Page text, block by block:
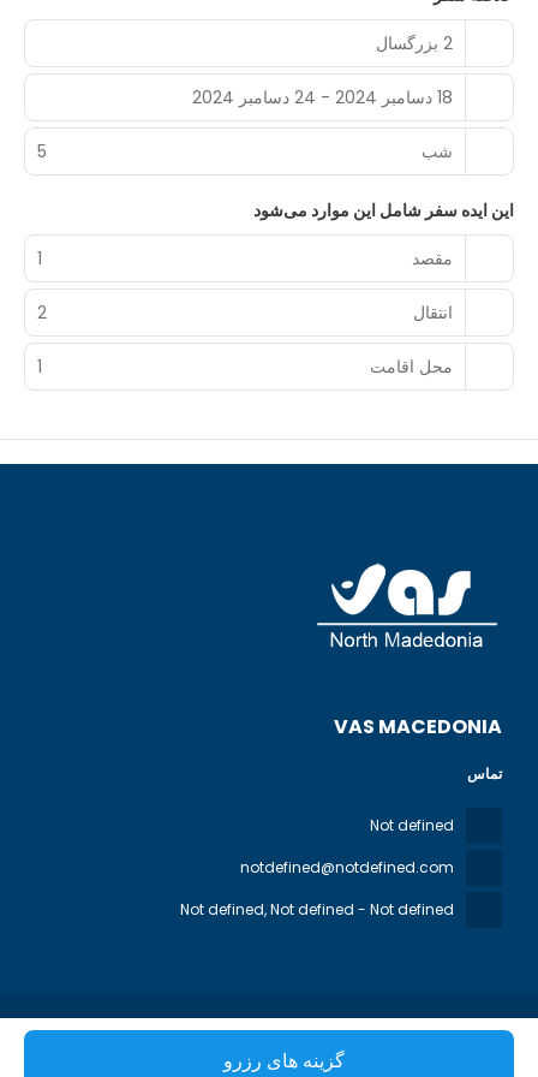
گزینه های رزرو
2 بزرگسال
18 دسامبر 2024 - 24 دسامبر 2024
شب‌ 5
این ایده سفر شامل این موارد می‌شود
مقصد
1
انتقال 2
محل اقامت 1
VAS MACEDONIA
تماس
Not defined
notdefined@notdefined.com
Not defined, Not defined - Not defined